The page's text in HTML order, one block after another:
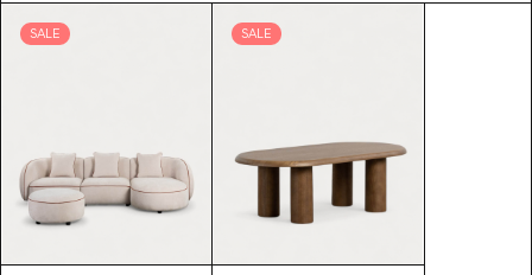
SALE SALE